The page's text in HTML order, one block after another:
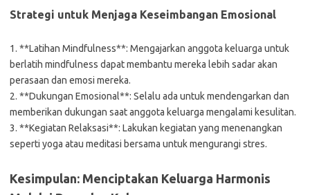
Strategi untuk Menjaga Keseimbangan Emosional
1. **Latihan Mindfulness**: Mengajarkan anggota keluarga untuk
berlatih mindfulness dapat membantu mereka lebih sadar akan
perasaan dan emosi mereka.
2. **Dukungan Emosional**: Selalu ada untuk mendengarkan dan
memberikan dukungan saat anggota keluarga mengalami kesulitan.
3. **Kegiatan Relaksasi**: Lakukan kegiatan yang menenangkan
seperti yoga atau meditasi bersama untuk mengurangi stres.
Kesimpulan: Menciptakan Keluarga Harmonis